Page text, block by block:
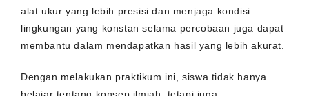
alat ukur yang lebih presisi dan menjaga kondisi
lingkungan yang konstan selama percobaan juga dapat
membantu dalam mendapatkan hasil yang lebih akurat.
Dengan melakukan praktikum ini, siswa tidak hanya
belajar tentang konsep ilmiah, tetapi juga